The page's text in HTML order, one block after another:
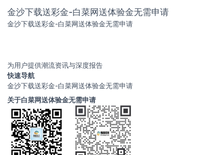
金沙下载送彩金-白菜网送体验金无需申请
金沙下载送彩金-白菜网送体验金无需申请
为用户提供潮流资讯与深度报告
快速导航
金沙下载送彩金-白菜网送体验金无需申请
关于白菜网送体验金无需申请